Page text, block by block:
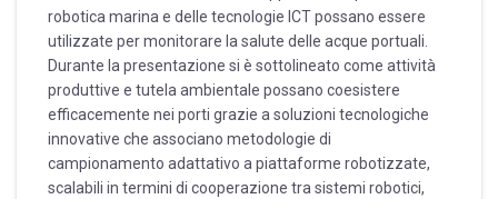
robotica marina e delle tecnologie ICT possano essere
utilizzate per monitorare la salute delle acque portuali.
Durante la presentazione si è sottolineato come attività
produttive e tutela ambientale possano coesistere
efficacemente nei porti grazie a soluzioni tecnologiche
innovative che associano metodologie di
campionamento adattativo a piattaforme robotizzate,
scalabili in termini di cooperazione tra sistemi robotici,